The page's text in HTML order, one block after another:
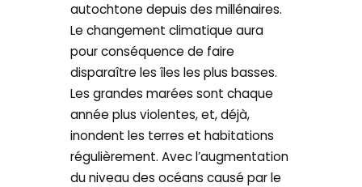
autochtone depuis des millénaires.
Le changement climatique aura
pour conséquence de faire
disparaître les îles les plus basses.
Les grandes marées sont chaque
année plus violentes, et, déjà,
inondent les terres et habitations
régulièrement. Avec l’augmentation
du niveau des océans causé par le